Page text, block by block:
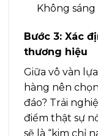
Không
Bước 3: Xác
thương hiệu
Giữa vô vàn
hàng nên
đáo? Trải
điểm thật sự
sẽ là “kim chỉ